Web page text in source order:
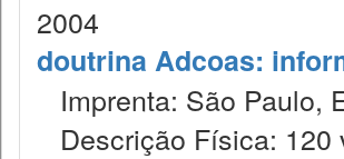
2004
doutrina Adcoas:
Imprenta: São Paulo,
Descrição Física: 120